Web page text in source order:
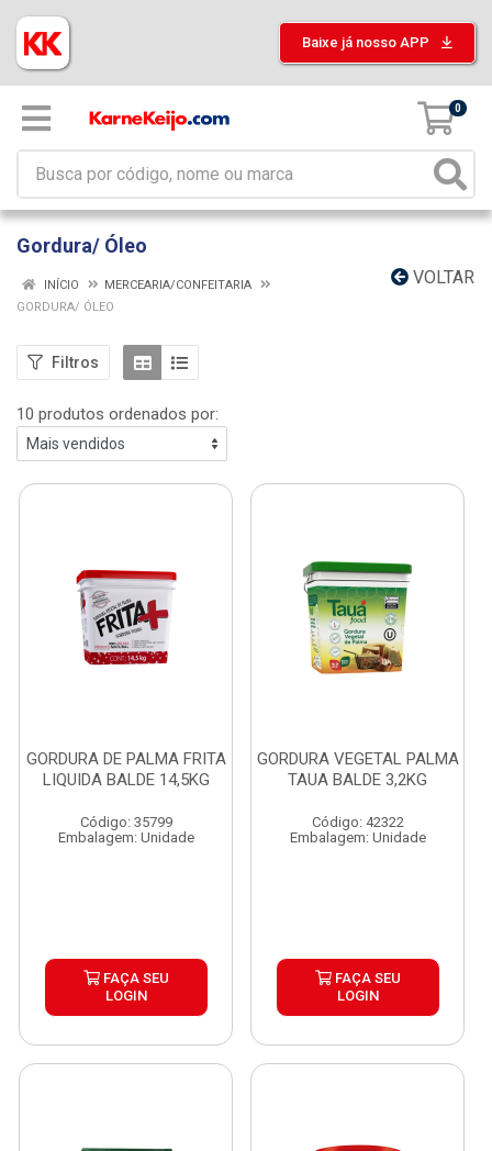
Baixe já nosso APP
0
Gordura/ Óleo
VOLTAR
INÍCIO
MERCEARIA/CONFEITARIA
GORDURA/ ÓLEO
Filtros
10 produtos ordenados por:
GORDURA DE PALMA FRITA
LIQUIDA BALDE 14,5KG
Código: 35799
Embalagem: Unidade
FAÇA SEU
LOGIN
GORDURA VEGETAL PALMA
TAUA BALDE 3,2KG
Código: 42322
Embalagem: Unidade
FAÇA SEU
LOGIN